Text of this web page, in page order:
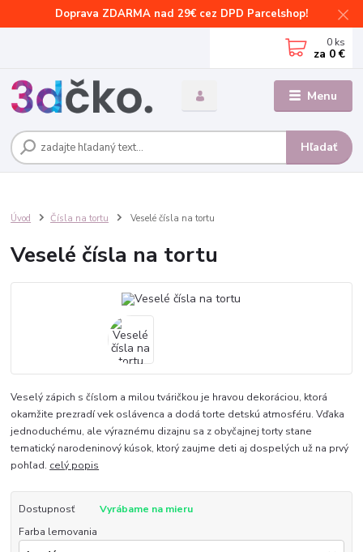
Doprava ZDARMA nad 29€ cez DPD Parcelshop!
Menu
Hľadať
0 ks
za 0 €
Úvod Čísla na tortu Veselé čísla na tortu
Veselé čísla na tortu
Veselý zápich s číslom a milou tváričkou je hravou dekoráciou, ktorá
okamžite prezradí vek oslávenca a dodá torte detskú atmosféru. Vďaka
jednoduchému, ale výraznému dizajnu sa z obyčajnej torty stane
tematický narodeninový kúsok, ktorý zaujme deti aj dospelých už na prvý
pohľad. celý popis
Dostupnosť
Vyrábame na mieru
Farba lemovania